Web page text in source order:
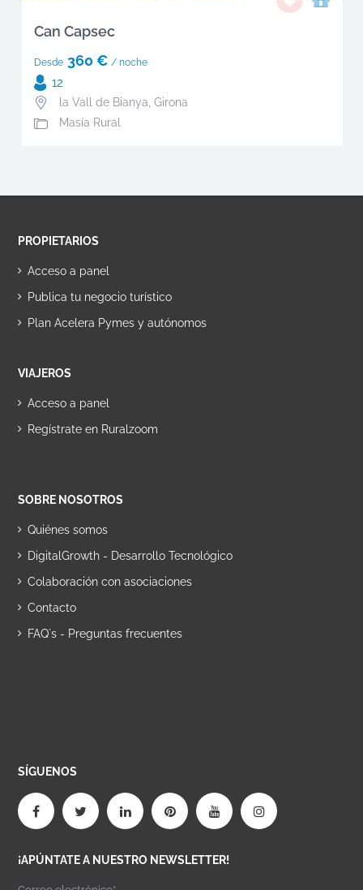
Can Capsec
Desde 360 € / noche
12
la Vall de Bianya Girona
Masía Rural
PROPIETARIOS
Acceso a panel
Publica tu negocio turístico
Plan Acelera Pymes y autónomos
VIAJEROS
Acceso a panel
Regístrate en Ruralzoom
SOBRE NOSOTROS
Quiénes somos
DigitalGrowth - Desarrollo Tecnológico
Colaboración con asociaciones
Contacto
FAQ´s - Preguntas frecuentes
SÍGUENOS
¡APÚNTATE A NUESTRO NEWSLETTER!